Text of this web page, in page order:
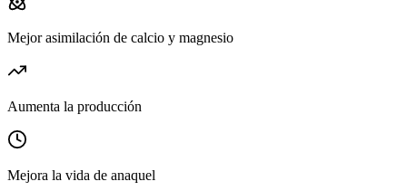
Mejor asimilación de calcio y magnesio
Aumenta la producción
Mejora la vida de anaquel